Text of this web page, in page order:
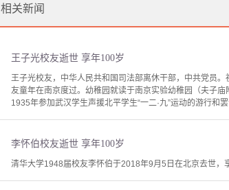
相关新闻
王子光校友逝世 享年100岁
王子光校友，中华人民共和国司法部离休干部，中共党员
友童年在南京度过。幼稚园就读于南京实验幼稚园（夫子
1935年参加武汉学生声援北平学生“一二·九”运动的游行
李怀伯校友逝世 享年100岁
清华大学1948届校友李怀伯于2018年9月5日在北京去世，